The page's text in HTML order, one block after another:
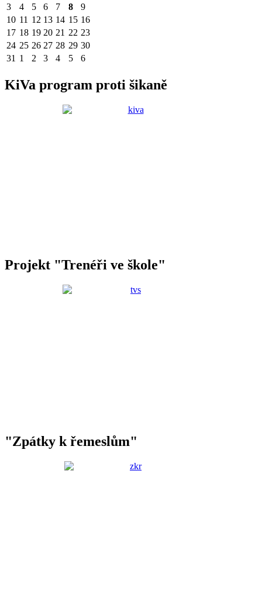
3
4 5 6 7 8
9
10 11 12 13 14 15 16
17 18 19 20 21 22 23
24 25 26 27 28 29 30
31 1 2 3 4 5 6
KiVa program proti šikaně
Projekt "Trenéři ve škole"
"Zpátky k řemeslům"